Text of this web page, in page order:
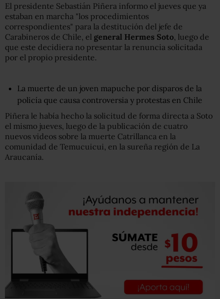
El presidente Sebastián Piñera informo el jueves que ya
estaban en marcha "los procedimientos
correspondientes" para la destitución del jefe de
Carabineros de Chile, el general Hermes Soto , luego de
que este decidiera no presentar la renuncia solicitada
por el propio presidente.
La muerte de un joven mapuche por disparos de la
policía que causa controversia y protestas en Chile
Piñera le había hecho la solicitud de forma directa a Soto
el mismo jueves, luego de la publicación de cuatro
nuevos videos sobre la muerte Catrillanca en la
comunidad de Temucuicui, en la sureña región de La
Araucanía.